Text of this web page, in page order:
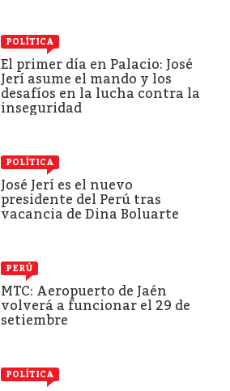
POLÍTICA
El primer día en Palacio: José
Jerí asume el mando y los
desafíos en la lucha contra la
inseguridad
POLÍTICA
José Jerí es el nuevo
presidente del Perú tras
vacancia de Dina Boluarte
PERÚ
MTC: Aeropuerto de Jaén
volverá a funcionar el 29 de
setiembre
POLÍTICA